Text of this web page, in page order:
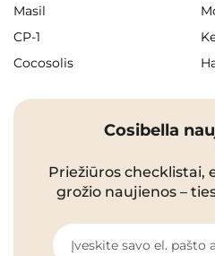
Masil
CP-1
Cocosolis
Cosibella
Priežiūros checklistai,
grožio naujienos –
Įveskite savo el. pašto